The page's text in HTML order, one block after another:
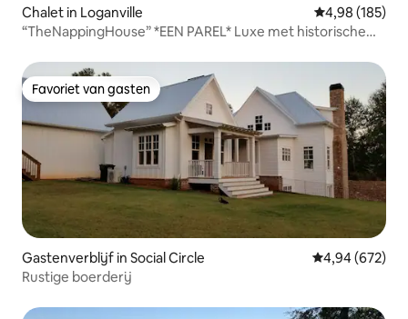
Chalet in Loganville Gemiddelde
4,98 (185)
“TheNappingHouse” *EEN PAREL* Luxe met historische
Favoriet van gasten
Favoriet van gasten
Gastenverblijf in Social Circle Gemiddelde
4,94 (672)
Rustige boerderij